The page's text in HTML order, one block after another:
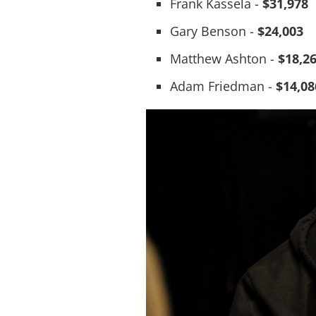
Gary Benson - $24,003
Matthew Ashton -
Adam Friedman -